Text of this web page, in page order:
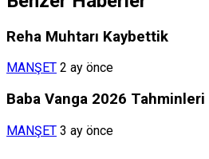
Reha Muhtarı Kaybettik
MANŞET 2 ay önce
Baba Vanga 2026
MANŞET 3 ay önce